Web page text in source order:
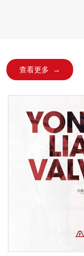
查看更多 →